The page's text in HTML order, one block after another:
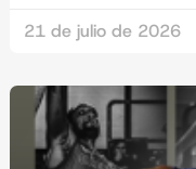
21 de julio de 2026